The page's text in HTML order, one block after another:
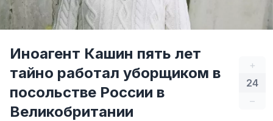
+
24
–
Иноагент Кашин пять лет
тайно работал уборщиком в
посольстве России в
Великобритании